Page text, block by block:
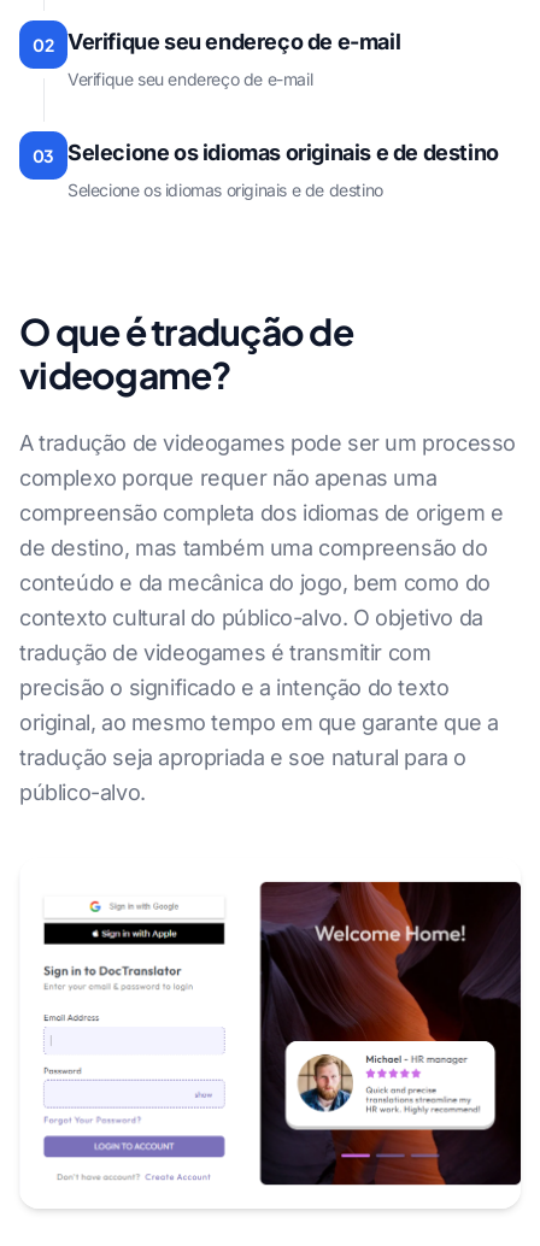
02 Verifique seu endereço de e-mail
Verifique seu endereço de e-mail
03 Selecione os idiomas originais e de destino
Selecione os idiomas originais e de destino
O que é tradução de
videogame?
A tradução de videogames pode ser um processo
complexo porque requer não apenas uma
compreensão completa dos idiomas de origem e
de destino, mas também uma compreensão do
conteúdo e da mecânica do jogo, bem como do
contexto cultural do público-alvo. O objetivo da
tradução de videogames é transmitir com
precisão o significado e a intenção do texto
original, ao mesmo tempo em que garante que a
tradução seja apropriada e soe natural para o
público-alvo.